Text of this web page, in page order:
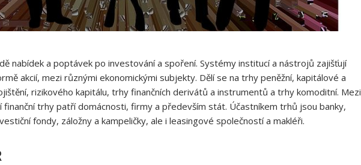
nabídek a poptávek po investování a spoření. Systémy institucí a nástrojů zajišťují
akcií, mezi různými ekonomickými subjekty. Dělí se na trhy peněžní, kapitálové a
rizikového kapitálu, trhy finančních derivátů a instrumentů a trhy komoditní. Mezi
trhy patří domácnosti, firmy a především stát. Účastníkem trhů jsou banky,
fondy, záložny a kampeličky, ale i leasingové společností a makléři.